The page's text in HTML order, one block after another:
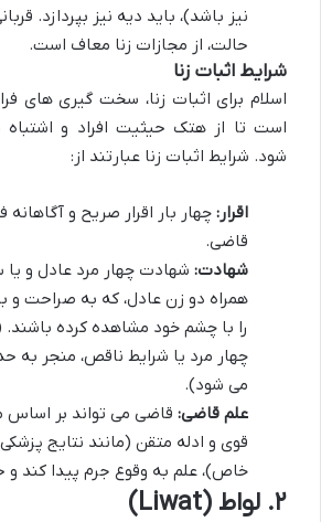
نیز باشد)، باید دیه نیز بپردازد.
حالت، از مجازات زنا معاف است.
شرایط اثبات زنا
اسلام برای اثبات زنا، سخت گیری های
است تا از هتک حیثیت افراد و
شود. شرایط اثبات زنا عبارتند از:
اقرار: چهار بار اقرار صریح و آگاهانه
قاضی.
شهادت: شهادت چهار مرد عادل و یا
همراه دو زن عادل، که به صراحت و
را با چشم خود مشاهده کرده باشند.
چهار مرد یا شرایط ناقص، منجر به
می شود).
علم قاضی: قاضی می تواند بر اساس
قوی و ادله متقن (مانند نتایج پزشکی
خاص)، علم به وقوع جرم پیدا کند و
۲. لواط (Liwat)